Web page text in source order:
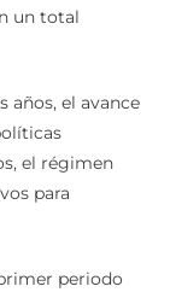
un total
años, el avance
el régimen
para
periodo